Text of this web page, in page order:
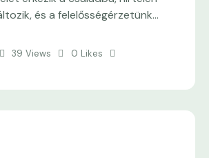
és a felelősségérzetünk…
39 Views 0 Likes